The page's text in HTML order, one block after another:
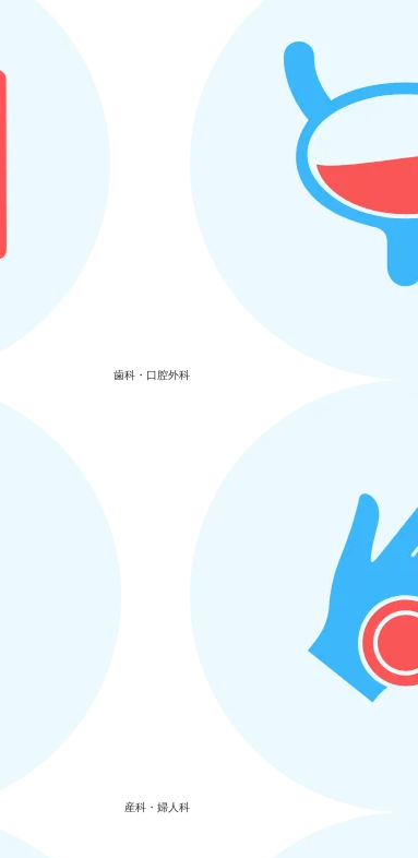
歯科・口腔外科
産科・婦人科